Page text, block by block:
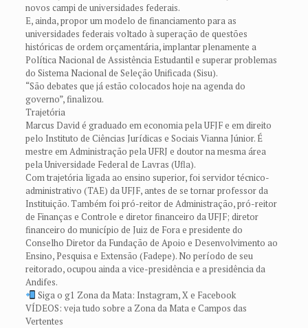
novos campi de universidades federais.
E, ainda, propor um modelo de financiamento para as
universidades federais voltado à superação de questões
históricas de ordem orçamentária, implantar plenamente a
Política Nacional de Assistência Estudantil e superar problemas
do Sistema Nacional de Seleção Unificada (Sisu).
“São debates que já estão colocados hoje na agenda do
governo”, finalizou.
Trajetória
Marcus David é graduado em economia pela UFJF e em direito
pelo Instituto de Ciências Jurídicas e Sociais Vianna Júnior. É
mestre em Administração pela UFRJ e doutor na mesma área
pela Universidade Federal de Lavras (Ufla).
Com trajetória ligada ao ensino superior, foi servidor técnico-
administrativo (TAE) da UFJF, antes de se tornar professor da
Instituição. Também foi pró-reitor de Administração, pró-reitor
de Finanças e Controle e diretor financeiro da UFJF; diretor
financeiro do município de Juiz de Fora e presidente do
Conselho Diretor da Fundação de Apoio e Desenvolvimento ao
Ensino, Pesquisa e Extensão (Fadepe). No período de seu
reitorado, ocupou ainda a vice-presidência e a presidência da
Andifes.
Siga o g1 Zona da Mata: Instagram, X e Facebook
VÍDEOS: veja tudo sobre a Zona da Mata e Campos das
Vertentes